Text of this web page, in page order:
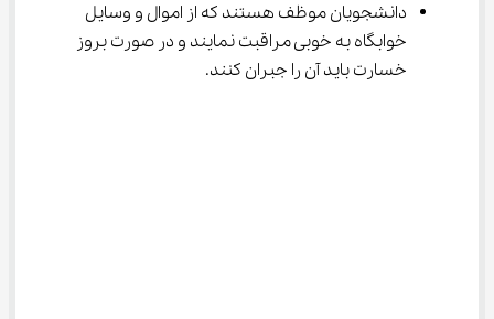
دانشجویان موظف هستند که از اموال و وسایل
خوابگاه به خوبی مراقبت نمایند و در صورت بروز
خسارت باید آن را جبران کنند.